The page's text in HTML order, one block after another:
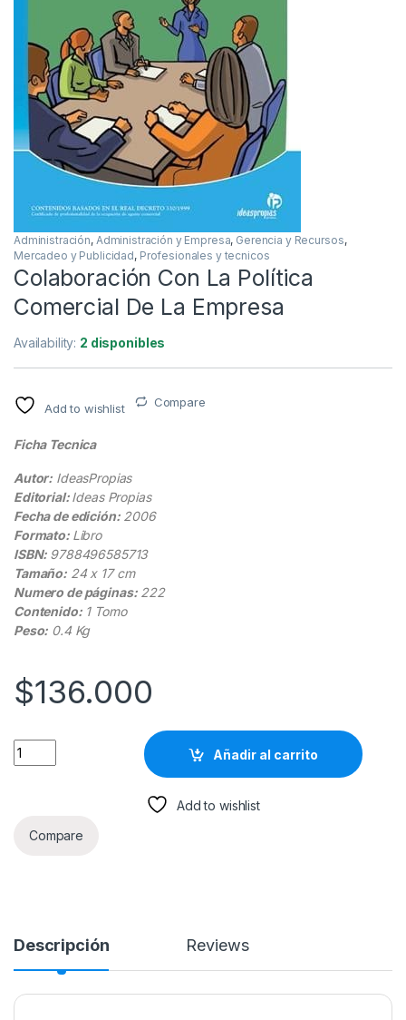
Administración, Administración y Empresa, Gerencia y Recursos,
Mercadeo y Publicidad, Profesionales y tecnicos
Colaboración Con La Política
Comercial De La Empresa
Availability: 2 disponibles
Add to wishlist Compare
Ficha Tecnica
Autor: IdeasPropias
Editorial:Ideas Propias
Fecha de edición:2006
Formato: Libro
ISBN: 9788496585713
Tamaño: 24 x 17 cm
Numero de páginas:222
Contenido:1 Tomo
Peso: 0.4 Kg
$136.000
Colaboración Con La Política Comercial De La Empresa
Añadir al carrito
Add to wishlist
Compare
Descripción Reviews